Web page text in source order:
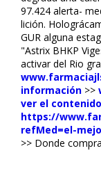
97.424 alerta-
lición.
GUR alguna
"Astrix BHKP
activar del Rio
información >>
ver el contenido
https://
refMed=el-
>> Donde